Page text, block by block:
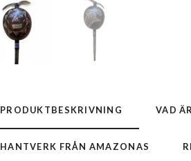
PRODUKTBESKRIVNING VAD
HANTVERK FRÅN AMAZONAS